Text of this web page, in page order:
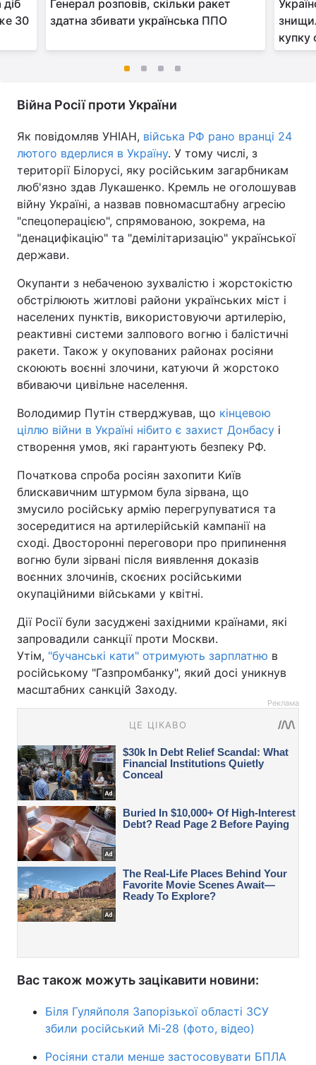
30
Генерал розповів, скільки ракет
здатна збивати українська ППО
купку
Війна Росії проти України
Як повідомляв УНІАН, війська РФ рано вранці 24
лютого вдерлися в Україну. У тому числі, з
території Білорусі, яку російським загарбникам
люб'язно здав Лукашенко. Кремль не оголошував
війну Україні, а назвав повномасштабну агресію
"спецоперацією", спрямованою, зокрема, на
"денацифікацію" та "демілітаризацію" української
держави.
Окупанти з небаченою зухвалістю і жорстокістю
обстрілюють житлові райони українських міст і
населених пунктів, використовуючи артилерію,
реактивні системи залпового вогню і балістичні
ракети. Також у окупованих районах росіяни
скоюють воєнні злочини, катуючи й жорстоко
вбиваючи цивільне населення.
Володимир Путін стверджував, що кінцевою
ціллю війни в Україні нібито є захист Донбасу і
створення умов, які гарантують безпеку РФ.
Початкова спроба росіян захопити Київ
блискавичним штурмом була зірвана, що
змусило російську армію перегрупуватися та
зосередитися на артилерійській кампанії на
сході. Двосторонні переговори про припинення
вогню були зірвані після виявлення доказів
воєнних злочинів, скоєних російськими
окупаційними військами у квітні.
Дії Росії були засуджені західними країнами, які
запровадили санкції проти Москви.
Утім, "бучанські кати" отримують зарплатню в
російському "Газпромбанку", який досі уникнув
масштабних санкцій Заходу.
Реклама
Вас також можуть зацікавити новини:
Біля Гуляйполя Запорізької області ЗСУ
збили російський Мі-28 (фото, відео)
Росіяни стали менше застосовувати БПЛА